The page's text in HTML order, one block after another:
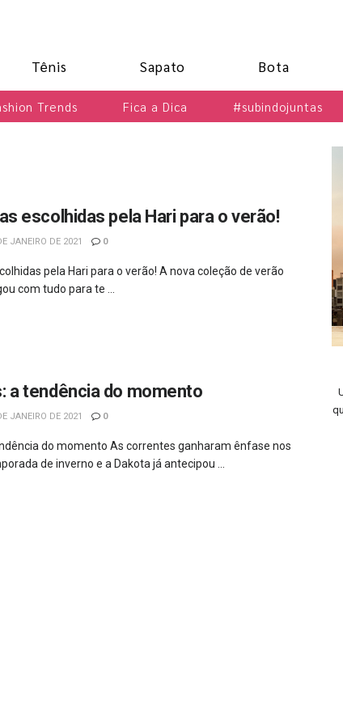
Tênis Sapato Bota
Trends Fica a Dica #subindojuntas
escolhidas pela Hari para o verão!
JANEIRO DE 2021 0
pela Hari para o verão! A nova coleção de verão
com tudo para te ...
a tendência do momento
JANEIRO DE 2021 0
do momento As correntes ganharam ênfase nos
de inverno e a Dakota já antecipou ...